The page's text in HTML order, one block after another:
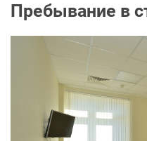
Пребывание в